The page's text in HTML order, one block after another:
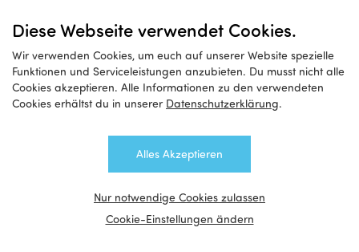
Diese Webseite verwendet Cookies.
Wir verwenden Cookies, um euch auf unserer Website spezielle
Funktionen und Serviceleistungen anzubieten. Du musst nicht alle
Cookies akzeptieren. Alle Informationen zu den verwendeten
Cookies erhältst du in unserer Datenschutzerklärung.
Alles Akzeptieren
Nur notwendige Cookies zulassen
Cookie-Einstellungen ändern
Tour de Jugendzentren
Bist du bereit für die Challenge?